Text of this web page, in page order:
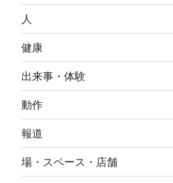
人
健康
出来事・体験
動作
報道
場・スペース・店舗